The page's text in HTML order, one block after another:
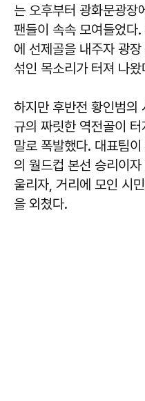
는 오후부터 광화문광장
팬들이 속속 모여들었다
에 선제골을 내주자 광
섞인 목소리가 터져 나왔
하지만 후반전 황인범의
규의 짜릿한 역전골이
말로 폭발했다. 대표팀
의 월드컵 본선 승리이
울리자, 거리에 모인 시
을 외쳤다.